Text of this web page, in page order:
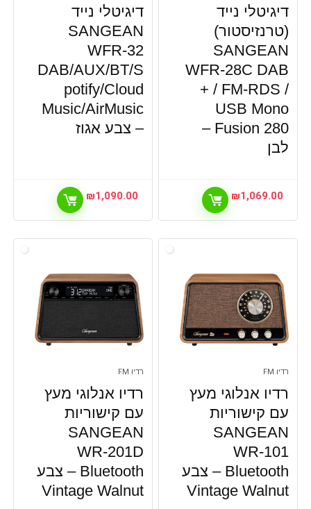
דיגיטלי נייד
(טרנזיסטור)
SANGEAN
WFR-28C DAB
+ / FM-RDS /
USB Mono
Fusion 280 –
לבן
₪1,069.00
דיגיטלי נייד
SANGEAN
WFR-32
DAB/AUX/BT/S
potify/Cloud
Music/AirMusic
– צבע אגוז
₪1,090.00
רדיו FM
רדיו אנלוגי מעץ
עם קישוריות
SANGEAN
WR-101
Bluetooth – צבע
Vintage Walnut
רדיו FM
רדיו אנלוגי מעץ
עם קישוריות
SANGEAN
WR-201D
Bluetooth – צבע
Vintage Walnut